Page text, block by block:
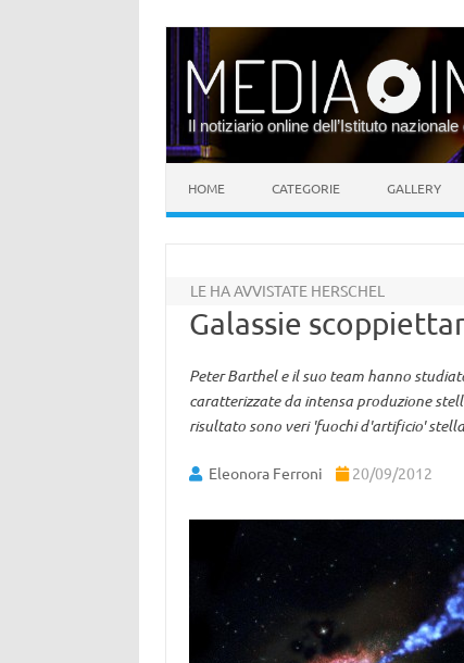
Il notiziario online dell’Istituto
HOME CATEGORIE GALLERY
LE HA AVVISTATE HERSCHEL
Galassie
Peter Barthel e il suo team hanno
caratterizzate da intensa produzione
risultato sono veri 'fuochi d'artificio'
Eleonora Ferroni 20/09/2012